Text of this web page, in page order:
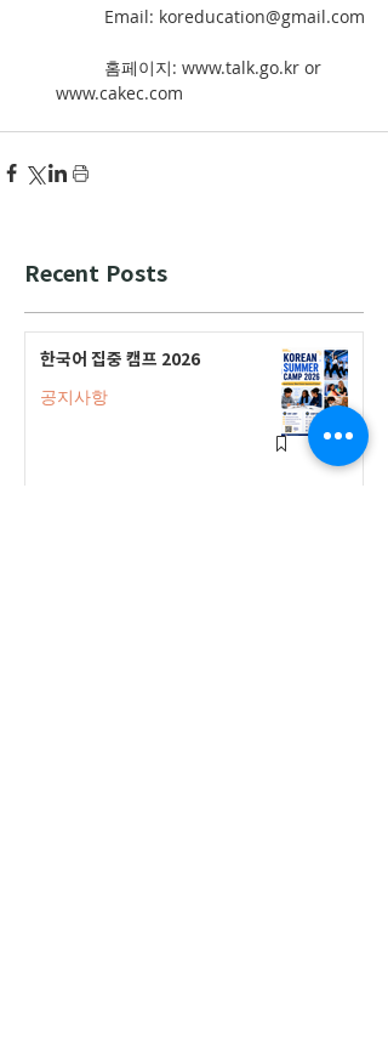
	Email: koreducation@gmail.com
www.cakec.com
Recent Posts
한국어 집중 캠프 2026
공지사항